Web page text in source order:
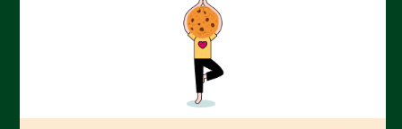
Erfolgreich bewerben mit Ausbildungspark: Wir
begleiten dich Schritt für Schritt bei deinem Start in den